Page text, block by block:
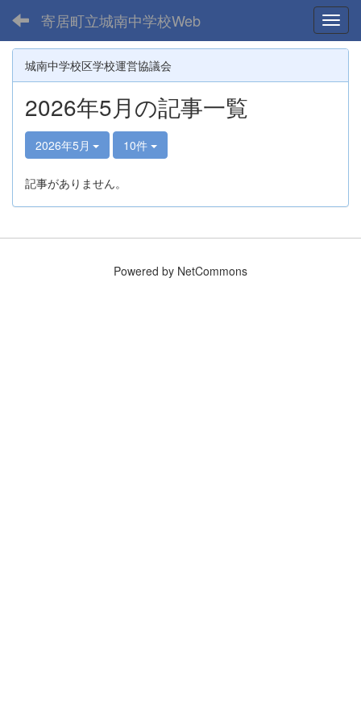
寄居町立城南中学校Web
城南中学校区学校運営協議会
2026年5月の記事一覧
2026年5月 10件
記事がありません。
Powered by NetCommons